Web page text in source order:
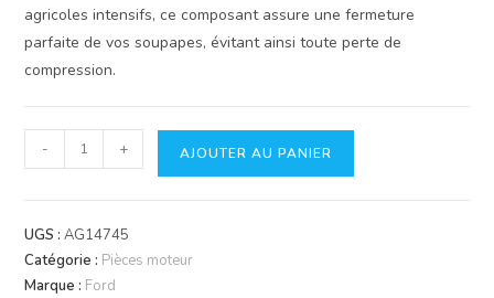
agricoles intensifs, ce composant assure une fermeture
parfaite de vos soupapes, évitant ainsi toute perte de
compression.
quantité
de
de
Soupape
Extérieur
- + AJOUTER AU PANIER
UGS :AG14745
Catégorie : Pièces moteur
Marque : Ford